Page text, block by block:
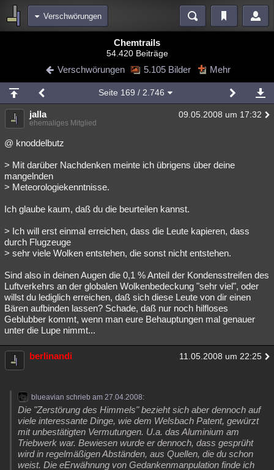
Verschwörungen
Diskussionen Blogs Videos
Chat Wiki Neuigkeiten
meine Rubriken
Menschen Mystery Kriminalfälle
Spiritualität
Natur Umfragen Unterhaltung
weitere Rubriken
Astronomie Helpdesk Gruppen Gaming
Musik Clash Verbesserungen Allmystery English
Besucht Teilgenommen Alle Neue Geschlossen
Lesenswert Schlüsselwörter
Chemtrails
54.420 Beiträge
Verschwörungen 5.105 Bilder Mehr
Seite 169 / 2.746
jalla 09.05.2008 um 17:32
ehemaliges Mitglied
@ knoddelbutz
> Mit darüber Nachdenken meinte ich übrigens über deine
mangelnden
> Meteorologiekenntnisse.
Ich glaube kaum, daß du die beurteilen kannst.
> Ich will erst einmal erreichen, dass die Leute kapieren, dass
durch Flugzeuge
> sehr viele Wolken entstehen, die sonst nicht entstehen.
Sind also in deinen Augen die 0,1 % Anteil der Kondensstreifen des
Luftverkehrs an der globalen Wolkenbedeckung "sehr viel", oder
willst du lediglich erreichen, daß sich diese Leute von dir einen
Bären aufbinden lassen? Schade, daß nur noch hilfloses
Geblubber kommt, wenn man eure Behauptungen mal genauer
unter die Lupe nimmt...
berlinandi 11.05.2008 um 22:25
blueavian schrieb am 27.04.2008:
Die "Zerstörung des Himmels" bezieht sich aber dennoch auf
viele interessante Dinge, wie dem Welsbach Patent, gewürzt
mit unbestätigten Vermutungen. U.a. das Aluminium am
Triebwerk war. Bewiesen wurde er dennoch, dass gesprüht
wird in regelmäßigen Abständen, aus Quellen, die du schon
weist. Die eErwähnung von Gedankenmanpulation finde ich